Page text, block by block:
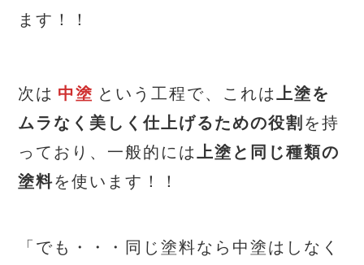
ます！！
次は 中塗 という工程で、これは上塗を
ムラなく美しく仕上げるための役割 を持
っており、一般的には上塗と同じ種類の
塗料を使います！！
「でも・・・同じ塗料なら中塗はしなく